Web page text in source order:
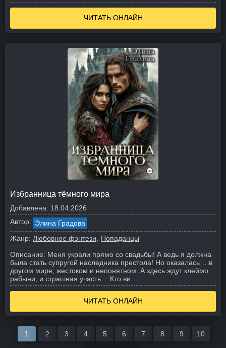
ЧИТАТЬ ОНЛАЙН
Избранница тёмного мира
Добавлена: 18.04.2026
Автор: Элина Градова
Жанр: Любовное фэнтези
Попаданцы
Описание: Меня украли прямо со свадьбы! А ведь я должна
была стать супругой наследника престола! Но оказалась… в
другом мире, жестоком и непонятном. А здесь ждут клеймо
рабыни, и страшная участь… Кто ви...
ЧИТАТЬ ОНЛАЙН
1 2 3 4 5 6 7 8 9 10